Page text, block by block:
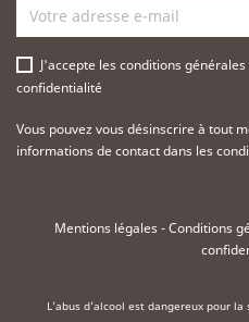
J'accepte lesconditions générales
confidentialité
Vous pouvez vous désinscrire à tout
informations de contact dans les
Mentions légales-Conditions
L'abus d'alcool est dangereux pour la